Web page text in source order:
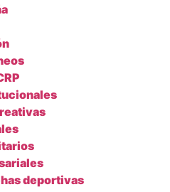
deportivas